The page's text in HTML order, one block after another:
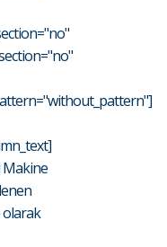
Makine
olarak